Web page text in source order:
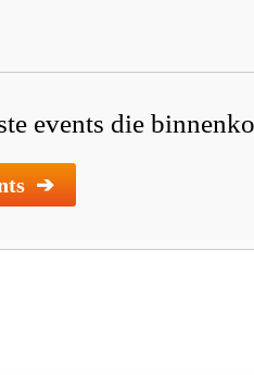
events die
➔